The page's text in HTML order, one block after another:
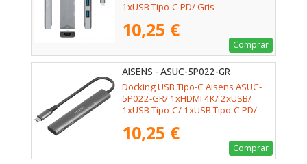
1xUSB Tipo-C PD/ Gris
10,25 €
Comprar
AISENS - ASUC-5P022-GR
Docking USB Tipo-C Aisens ASUC-
5P022-GR/ 1xHDMI 4K/ 2xUSB/
1xUSB Tipo-C/ 1xUSB Tipo-C PD/
10,25 €
Comprar